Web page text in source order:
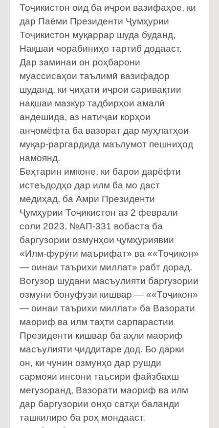
Тоҷикистон оид ба иҷрои вазифаҳое, ки
дар Паёми Президенти Ҷумҳурии
Тоҷикистон муқаррар шуда буданд,
Нақшаи чорабиниҳо тартиб додааст.
Дар заминаи он роҳбарони
муассисаҳои таълимӣ вазифадор
шуданд, ки ҷиҳати иҷрои саривақтии
нақшаи мазкур тадбирҳои амалӣ
андешида, аз натиҷаи корҳои
анҷомёфта ба вазорат дар муҳлатҳои
муқар-раргардида маълумот пешниҳод
намоянд.
Беҳтарин имконе, ки барои дарёфти
истеъдодҳо дар илм ба мо даст
медиҳад, ба Амри Президенти
Ҷумҳурии Тоҷикистон аз 2 феврали
соли 2023, №АП-331 вобаста ба
баргузории озмунҳои ҷумҳуриявии
«Илм-фурӯғи маърифат» ва ««Тоҷикон»
— оинаи таърихи миллат» рабт дорад.
Вогузор шудани масъулияти баргузории
озмуни бонуфузи кишвар — ««Тоҷикон»
— оинаи таърихи миллат» ба Вазорати
маориф ва илм таҳти сарпарастии
Президенти кишвар ба аҳли маориф
масъулияти ҷиддитаре дод. Бо дарки
он, ки чунин озмунҳо дар рушди
сармояи инсонӣ таъсири файзбахш
мегузоранд, Вазорати маориф ва илм
дар баргузории онҳо сатҳи баланди
ташкилиро ба роҳ мондааст.